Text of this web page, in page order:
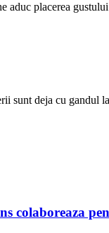
aduc placerea
sunt deja cu gandul
colaboreaza